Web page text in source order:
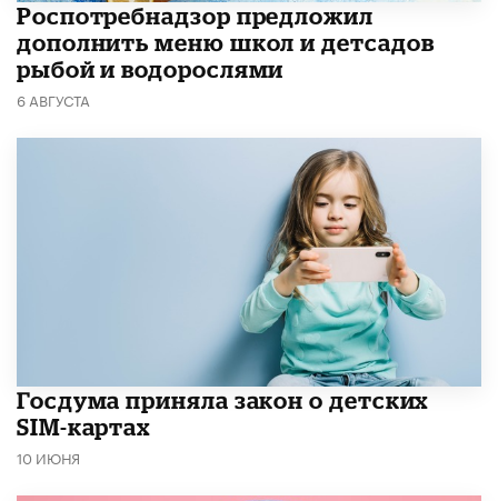
Роспотребнадзор предложил
дополнить меню школ и детсадов
рыбой и водорослями
6 АВГУСТА
Госдума приняла закон о детских
SIM-картах
10 ИЮНЯ